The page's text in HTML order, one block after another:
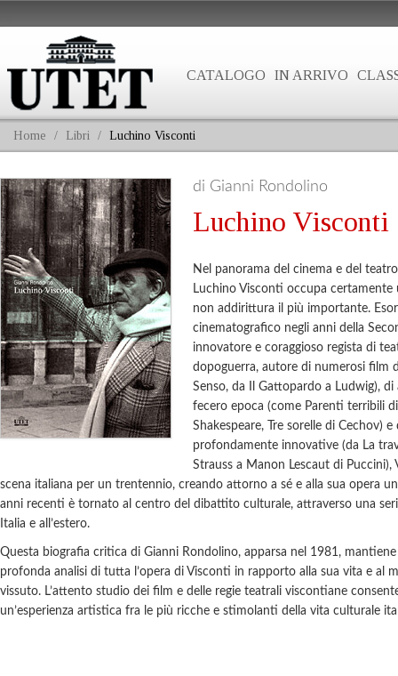
CATALOGO IN ARRIVO
Home / Libri / Luchino Visconti
di Gianni Rondolino
Luchino Visconti
Nel panorama del cinema e del
Luchino Visconti occupa
non addirittura il più importante.
cinematografico negli anni della
innovatore e coraggioso regista di
dopoguerra, autore di numerosi film
Senso, da Il Gattopardo a Ludwig),
fecero epoca (come Parenti terribili
Shakespeare, Tre sorelle di Cechov)
profondamente innovative (da La
Strauss a Manon Lescaut di
scena italiana per un trentennio, creando attorno a sé e alla sua opera
anni recenti è tornato al centro del dibattito culturale, attraverso una
Italia e all’estero.
Questa biografia critica di Gianni Rondolino, apparsa nel 1981,
profonda analisi di tutta l’opera di Visconti in rapporto alla sua vita e al
vissuto. L’attento studio dei film e delle regie teatrali viscontiane
un’esperienza artistica fra le più ricche e stimolanti della vita culturale